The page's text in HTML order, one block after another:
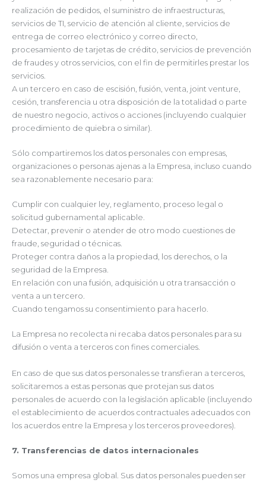
realización de pedidos, el suministro de infraestructuras,
servicios de TI, servicio de atención al cliente, servicios de
entrega de correo electrónico y correo directo,
procesamiento de tarjetas de crédito, servicios de prevención
de fraudes y otros servicios, con el fin de permitirles prestar los
servicios.
A un tercero en caso de escisión, fusión, venta, joint venture,
cesión, transferencia u otra disposición de la totalidad o parte
de nuestro negocio, activos o acciones (incluyendo cualquier
procedimiento de quiebra o similar).
Sólo compartiremos los datos personales con empresas,
organizaciones o personas ajenas a la Empresa, incluso cuando
sea razonablemente necesario para:
Cumplir con cualquier ley, reglamento, proceso legal o
solicitud gubernamental aplicable.
Detectar, prevenir o atender de otro modo cuestiones de
fraude, seguridad o técnicas.
Proteger contra daños a la propiedad, los derechos, o la
seguridad de la Empresa.
En relación con una fusión, adquisición u otra transacción o
venta a un tercero.
Cuando tengamos su consentimiento para hacerlo.
La Empresa no recolecta ni recaba datos personales para su
difusión o venta a terceros con fines comerciales.
En caso de que sus datos personales se transfieran a terceros,
solicitaremos a estas personas que protejan sus datos
personales de acuerdo con la legislación aplicable (incluyendo
el establecimiento de acuerdos contractuales adecuados con
los acuerdos entre la Empresa y los terceros proveedores).
7. Transferencias de datos internacionales
Somos una empresa global. Sus datos personales pueden ser